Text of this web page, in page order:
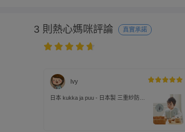
3 則熱心媽咪評論 真實承諾
Ivy
日本 kukka ja puu - 日本製 三重紗防踢